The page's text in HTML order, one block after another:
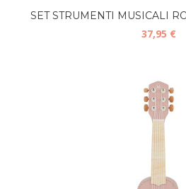
SET STRUMENTI MUSICALI
37,95 €